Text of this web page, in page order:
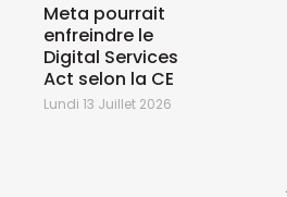
Meta pourrait
enfreindre le
Digital Services
Act selon la CE
Lundi 13 Juillet 2026